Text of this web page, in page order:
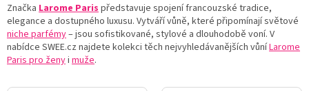
Značka Larome Paris představuje spojení francouzské tradice,
elegance a dostupného luxusu. Vytváří vůně, které připomínají světové
niche parfémy– jsou sofistikované, stylové a dlouhodobě voní. V
nabídce SWEE.cz najdete kolekci těch nejvyhledávanějších vůníLarome
Paris pro ženyi muže.